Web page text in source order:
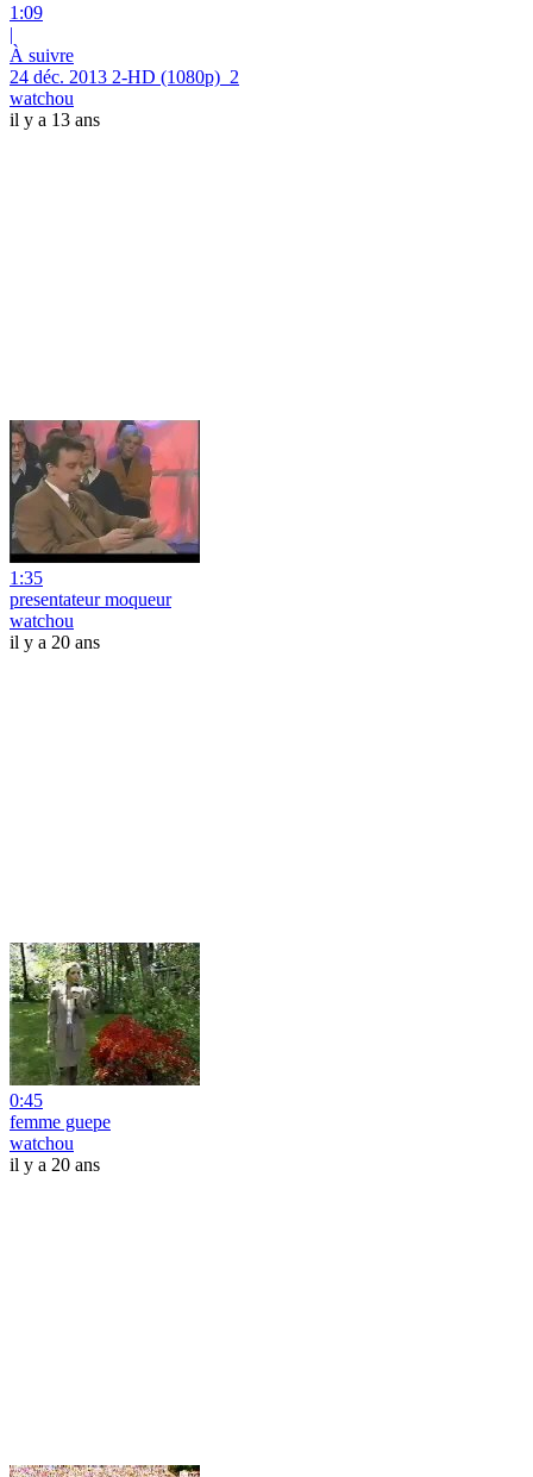
1:09
|
À suivre
24 déc. 2013 2-HD (1080p)_2
watchou
il y a 13 ans
1:35
presentateur moqueur
watchou
il y a 20 ans
0:45
femme guepe
watchou
il y a 20 ans